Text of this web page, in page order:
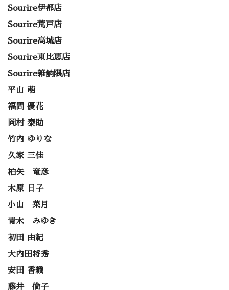
Sourire伊都店
Sourire荒戸店
Sourire高城店
Sourire東比恵店
Sourire雑餉隈店
平山 萌
福間 優花
岡村 泰助
竹内 ゆりな
久家 三佳
柏矢 竜彦
木原 日子
小山 菜月
青木 みゆき
初田 由紀
大内田将秀
安田 香織
藤井 倫子